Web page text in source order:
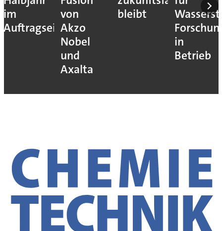
im
Auftragseingang
von
Akzo
Nobel
und
Axalta
bleibt
in
Betrieb